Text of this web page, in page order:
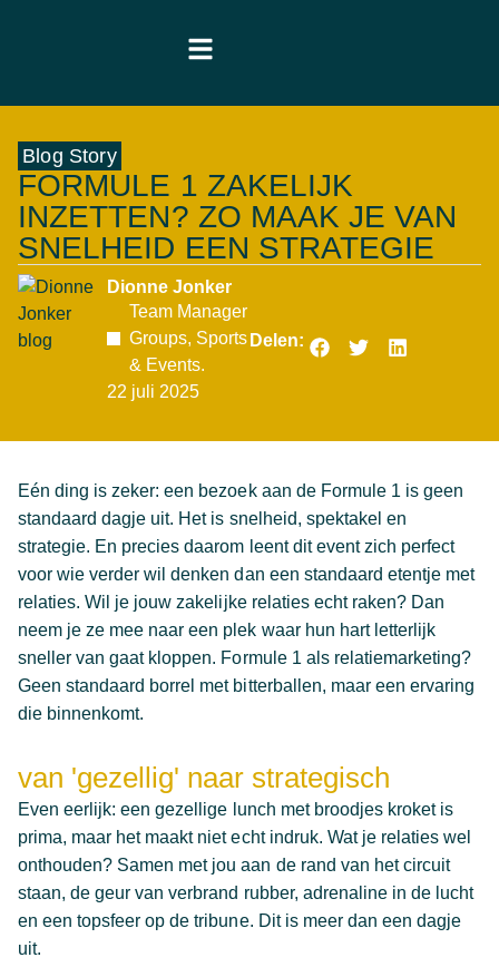
Blog Story
FORMULE 1 ZAKELIJK
INZETTEN? ZO MAAK JE VAN
SNELHEID EEN STRATEGIE
Dionne Jonker
Team Manager
Groups, Sports
& Events.
22 juli 2025
Delen:
Eén ding is zeker: een bezoek aan de Formule 1 is geen
standaard dagje uit. Het is snelheid, spektakel en
strategie. En precies daarom leent dit event zich perfect
voor wie verder wil denken dan een standaard etentje met
relaties. Wil je jouw zakelijke relaties echt raken? Dan
neem je ze mee naar een plek waar hun hart letterlijk
sneller van gaat kloppen. Formule 1 als relatiemarketing?
Geen standaard borrel met bitterballen, maar een ervaring
die binnenkomt.
van 'gezellig' naar strategisch
Even eerlijk: een gezellige lunch met broodjes kroket is
prima, maar het maakt niet echt indruk. Wat je relaties wel
onthouden? Samen met jou aan de rand van het circuit
staan, de geur van verbrand rubber, adrenaline in de lucht
en een topsfeer op de tribune. Dit is meer dan een dagje
uit.